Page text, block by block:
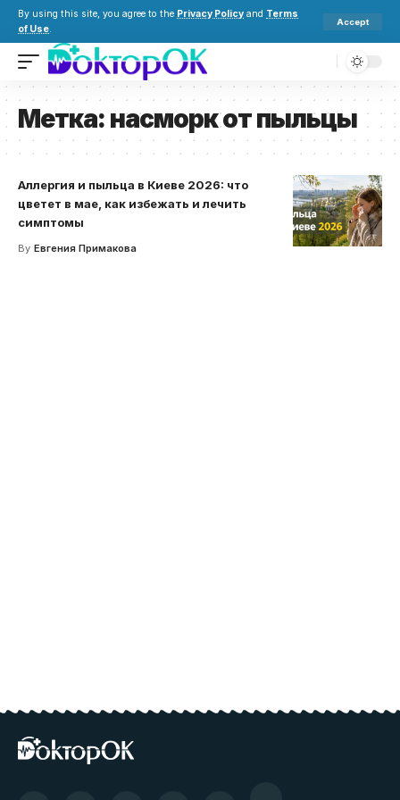
By using this site, you agree to the Privacy Policy and Terms
of Use.
Accept
Метка: насморк от пыльцы
Аллергия и пыльца в Киеве 2026: что
цветет в мае, как избежать и лечить
симптомы
By Евгения Примакова